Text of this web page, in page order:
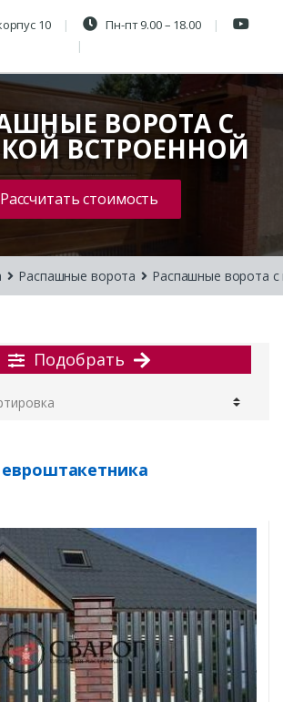
10 Пн-пт 9.00 – 18.00
ВОРОТА С
ВСТРОЕННОЙ
Рассчитать стоимость
Распашные ворота Распашные ворота с
Подобрать